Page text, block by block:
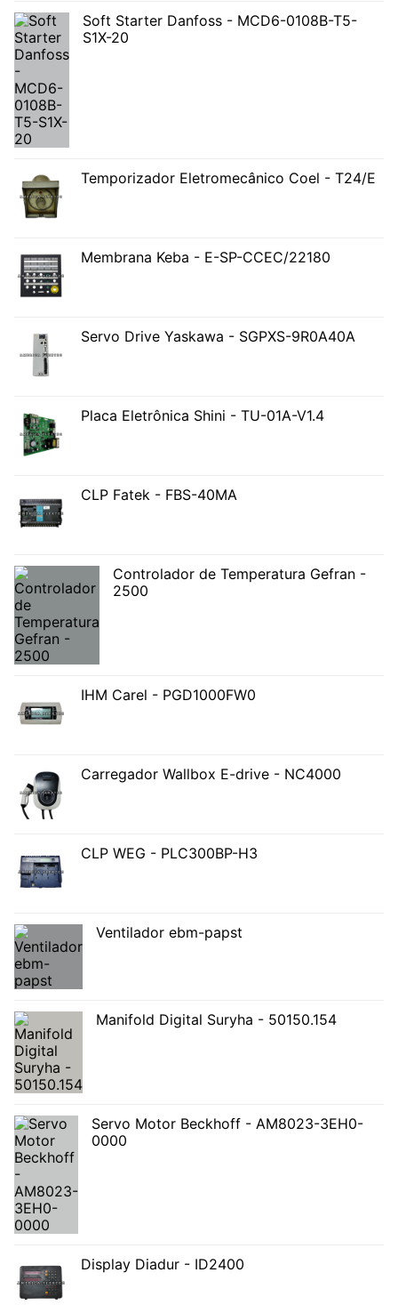
Soft Starter Danfoss - MCD6-0108B-T5-
S1X-20
Temporizador Eletromecânico Coel - T24/E
Membrana Keba - E-SP-CCEC/22180
Servo Drive Yaskawa - SGPXS-9R0A40A
Placa Eletrônica Shini - TU-01A-V1.4
CLP Fatek - FBS-40MA
Controlador de Temperatura Gefran -
2500
IHM Carel - PGD1000FW0
Carregador Wallbox E-drive - NC4000
CLP WEG - PLC300BP-H3
Ventilador ebm-papst
Manifold Digital Suryha - 50150.154
Servo Motor Beckhoff - AM8023-3EH0-
0000
Display Diadur - ID2400